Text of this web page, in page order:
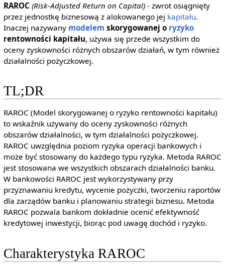
RAROC (Risk-Adjusted Return on Capital)- zwrot osiągnięty
przez jednostkę biznesową z alokowanego jej kapitału.
Inaczej nazywany modelem skorygowanej o ryzyko
rentowności kapitału, używa się przede wszystkim do
oceny zyskowności różnych obszarów działań, w tym również
działalności pożyczkowej.
TL;DR
RAROC (Model skorygowanej o ryzyko rentowności kapitału)
to wskaźnik używany do oceny zyskowności różnych
obszarów działalności, w tym działalności pożyczkowej.
RAROC uwzględnia poziom ryzyka operacji bankowych i
może być stosowany do każdego typu ryzyka. Metoda RAROC
jest stosowana we wszystkich obszarach działalności banku.
W bankowości RAROC jest wykorzystywany przy
przyznawaniu kredytu, wycenie pożyczki, tworzeniu raportów
dla zarządów banku i planowaniu strategii biznesu. Metoda
RAROC pozwala bankom dokładnie ocenić efektywność
kredytowej inwestycji, biorąc pod uwagę dochód i ryzyko.
Charakterystyka RAROC